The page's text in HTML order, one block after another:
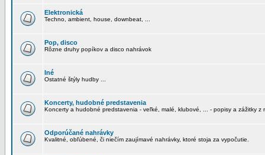
Elektronická
Techno, ambient, house, downbeat, ...
Pop, disco
Rôzne druhy popíkov a disco nahrávok
Iné
Ostatné štýly hudby ...
Koncerty, hudobné predstavenia
Koncerty a hudobné predstavenia - veľké, malé, klubové, ... - popisy a zážitky z
Odporúčané nahrávky
Kvalitné, obľúbené, či niečím zaujímavé nahrávky, ktoré stoja za vypočutie.